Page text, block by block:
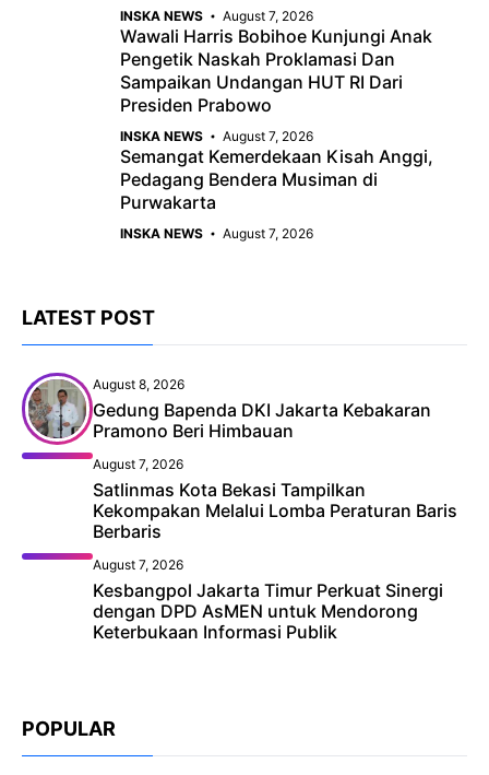
INSKA NEWS August 7, 2026
Wawali Harris Bobihoe Kunjungi Anak
Pengetik Naskah Proklamasi Dan
Sampaikan Undangan HUT RI Dari
Presiden Prabowo
INSKA NEWS August 7, 2026
Semangat Kemerdekaan Kisah Anggi,
Pedagang Bendera Musiman di
Purwakarta
INSKA NEWS August 7, 2026
LATEST POST
August 8, 2026
Gedung Bapenda DKI Jakarta Kebakaran
Pramono Beri Himbauan
August 7, 2026
Satlinmas Kota Bekasi Tampilkan
Kekompakan Melalui Lomba Peraturan Baris
Berbaris
August 7, 2026
Kesbangpol Jakarta Timur Perkuat Sinergi
dengan DPD AsMEN untuk Mendorong
Keterbukaan Informasi Publik
POPULAR